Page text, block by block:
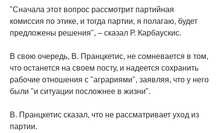
"Сначала этот вопрос рассмотрит партийная
комиссия по этике, и тогда партии, я полагаю, будет
предложены решения", – сказал Р. Карбаускис.
В свою очередь, В. Пранцкетис, не сомневается в том,
что останется на своем посту, и надеется сохранить
рабочие отношения с "аграриями", заявляя, что у него
были "и ситуации посложнее в жизни".
В. Пранцкетис сказал, что не рассматривает уход из
партии.